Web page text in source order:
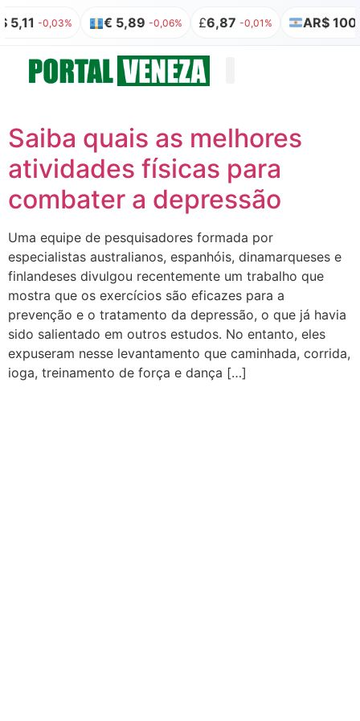
5,11 -0,03% € 5,89 -0,06% £6,87 -0,01% AR$ 100
Saiba quais as melhores
atividades físicas para
combater a depressão
Uma equipe de pesquisadores formada por
especialistas australianos, espanhóis, dinamarqueses e
finlandeses divulgou recentemente um trabalho que
mostra que os exercícios são eficazes para a
prevenção e o tratamento da depressão, o que já havia
sido salientado em outros estudos. No entanto, eles
expuseram nesse levantamento que caminhada, corrida,
ioga, treinamento de força e dança […]